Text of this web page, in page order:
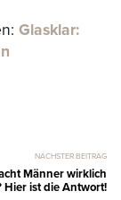
Glasklar:
NÄCHSTER BEITRAG
Männer wirklich
Hier ist die Antwort!